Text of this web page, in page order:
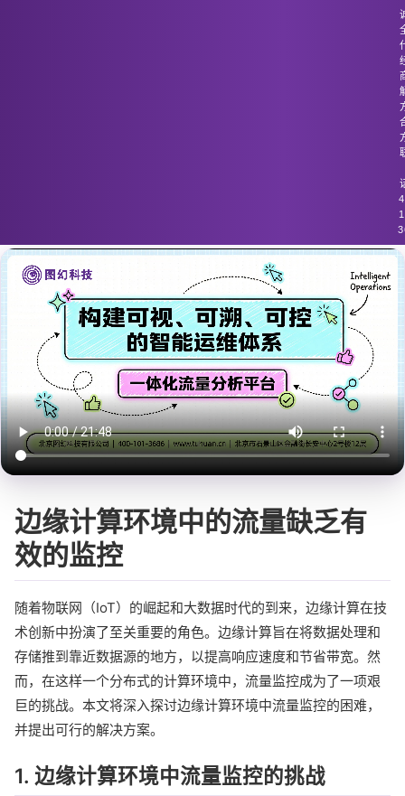
边缘计算环境中的流量缺乏有
效的监控
随着物联网（IoT）的崛起和大数据时代的到来，边缘计算在技
术创新中扮演了至关重要的角色。边缘计算旨在将数据处理和
存储推到靠近数据源的地方，以提高响应速度和节省带宽。然
而，在这样一个分布式的计算环境中，流量监控成为了一项艰
巨的挑战。本文将深入探讨边缘计算环境中流量监控的困难，
并提出可行的解决方案。
1. 边缘计算环境中流量监控的挑战